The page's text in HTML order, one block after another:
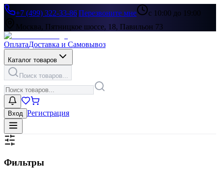
+7 (499) 322-33-86|Перезвоните мне
с 10:00 до 19:00
Москва, Пятницкое шоссе, 18, Павильон 73
ОплатаДоставка и Самовывоз
Каталог товаров
Поиск товаров...
Вход Регистрация
Фильтры